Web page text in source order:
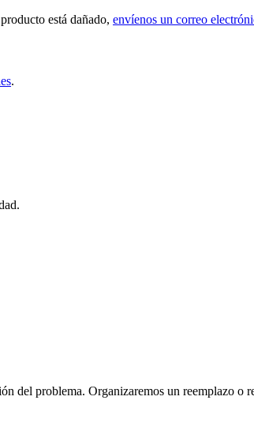
está dañado, envíenos un correo
.
del problema. Organizaremos un reemplazo o